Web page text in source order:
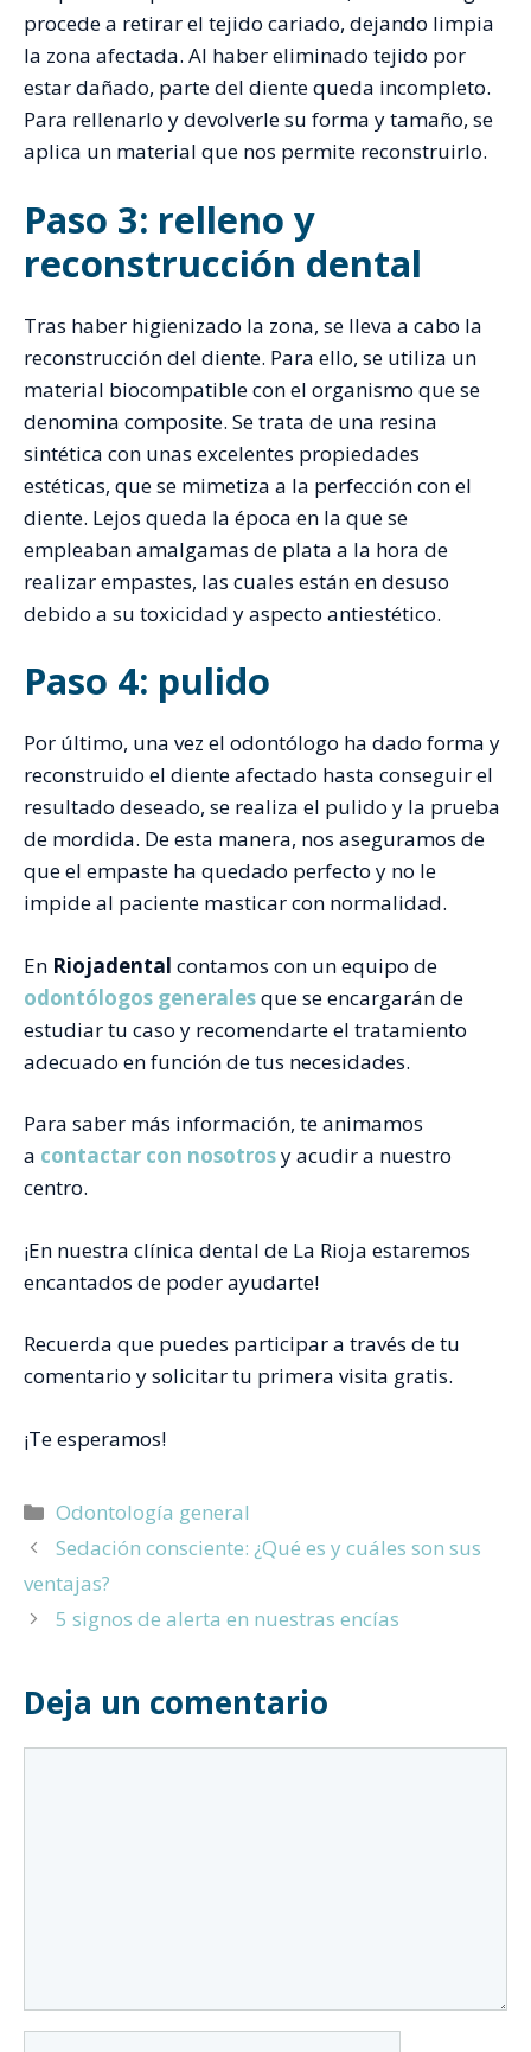
procede a retirar el tejido cariado, dejando limpia
la zona afectada. Al haber eliminado tejido por
estar dañado, parte del diente queda incompleto.
Para rellenarlo y devolverle su forma y tamaño, se
aplica un material que nos permite reconstruirlo.
Paso 3: relleno y
reconstrucción dental
Tras haber higienizado la zona, se lleva a cabo la
reconstrucción del diente. Para ello, se utiliza un
material biocompatible con el organismo que se
denomina composite. Se trata de una resina
sintética con unas excelentes propiedades
estéticas, que se mimetiza a la perfección con el
diente. Lejos queda la época en la que se
empleaban amalgamas de plata a la hora de
realizar empastes, las cuales están en desuso
debido a su toxicidad y aspecto antiestético.
Paso 4: pulido
Por último, una vez el odontólogo ha dado forma y
reconstruido el diente afectado hasta conseguir el
resultado deseado, se realiza el pulido y la prueba
de mordida. De esta manera, nos aseguramos de
que el empaste ha quedado perfecto y no le
impide al paciente masticar con normalidad.
En Riojadental contamos con un equipo de
odontólogos generalesque se encargarán de
estudiar tu caso y recomendarte el tratamiento
adecuado en función de tus necesidades.
Para saber más información, te animamos
a contactar con nosotrosy acudir a nuestro
centro.
¡En nuestra clínica dental de La Rioja estaremos
encantados de poder ayudarte!
Recuerda que puedes participar a través de tu
comentario y solicitar tu primera visita gratis.
¡Te esperamos!
Categorías
Odontología general
Sedación consciente: ¿Qué es y cuáles son sus
ventajas?
5 signos de alerta en nuestras encías
Deja un comentario